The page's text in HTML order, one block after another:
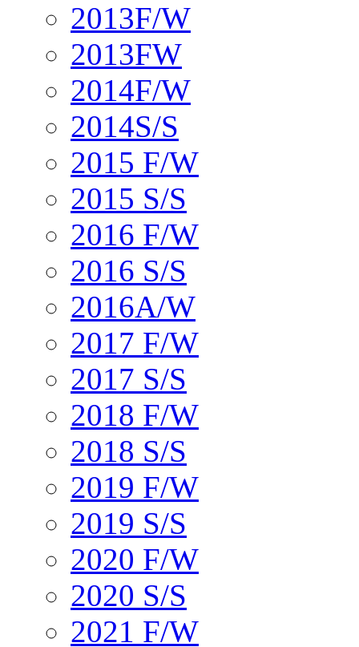
2013F/W
2013FW
2014F/W
2014S/S
2015 F/W
2015 S/S
2016 F/W
2016 S/S
2016A/W
2017 F/W
2017 S/S
2018 F/W
2018 S/S
2019 F/W
2019 S/S
2020 F/W
2020 S/S
2021 F/W